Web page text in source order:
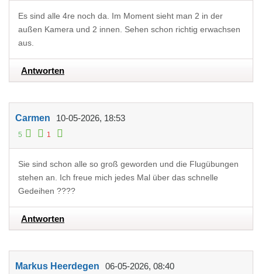
Es sind alle 4re noch da. Im Moment sieht man 2 in der
außen Kamera und 2 innen. Sehen schon richtig erwachsen
aus.
Antworten
Carmen 10-05-2026, 18:53
5 1
Sie sind schon alle so groß geworden und die Flugübungen
stehen an. Ich freue mich jedes Mal über das schnelle
Gedeihen ????
Antworten
Markus Heerdegen 06-05-2026, 08:40